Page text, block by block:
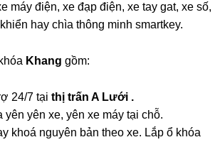
máy điện, xe đạp điện, xe tay gat, xe số,
hay chìa thông minh smartkey.
Khang gồm:
24/7 tại thị trấn A Lưới .
yên xe, yên xe máy tại chỗ.
khoá nguyên bản theo xe. Lắp ổ khóa